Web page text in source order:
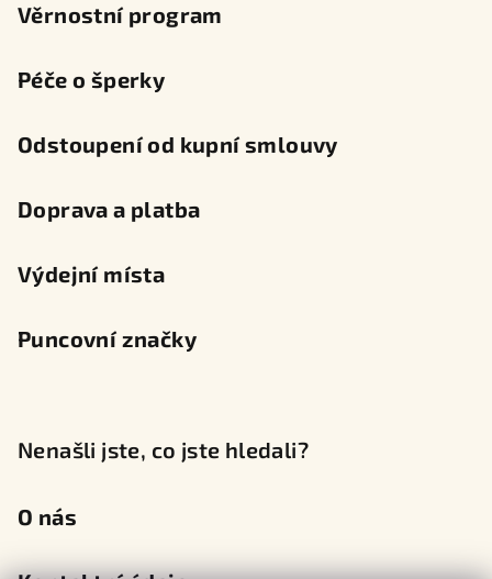
Věrnostní program
Péče o šperky
Odstoupení od kupní smlouvy
Doprava a platba
Výdejní místa
Puncovní značky
Nenašli jste, co jste hledali?
O nás